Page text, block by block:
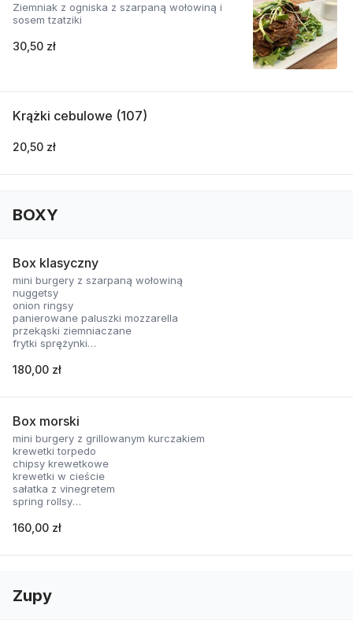
Ziemniak z ogniska z szarpaną wołowiną i
sosem tzatziki
30,50 zł
Krążki cebulowe (107)
20,50 zł
BOXY
Box klasyczny
mini burgery z szarpaną wołowiną
nuggetsy
onion ringsy
panierowane paluszki mozzarella
przekąski ziemniaczane
frytki sprężynki
skrzydełka panierowane
180,00 zł
Box morski
mini burgery z grillowanym kurczakiem
krewetki torpedo
chipsy krewetkowe
krewetki w cieście
sałatka z vinegretem
spring rollsy
160,00 zł
Zupy